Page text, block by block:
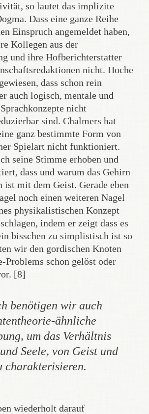
so lautet das implizite
Dass eine ganze Reihe
Einspruch angemeldet haben,
Kollegen aus der
und ihre Hofberichterstatter
nicht. Hoche
dass schon rein
auch logisch, mentale und
nicht
sind. Chalmers hat
ganz bestimmte Form von
Spielart nicht funktioniert.
seine Stimme erhoben und
dass und warum das Gehirn
ist mit dem Geist. Gerade eben
noch einen weiteren Nagel
physikalistischen Konzept
indem er zeigt dass es
bisschen zu simplistisch ist so
wir den gordischen Knoten
Problems schon gelöst oder
[8]
benötigen wir auch
ähnliche
um das Verhältnis
Seele, von Geist und
charakterisieren.
wiederholt darauf